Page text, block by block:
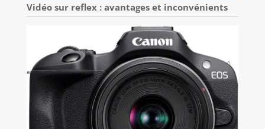
Vidéo sur reflex : avantages et inconvénients